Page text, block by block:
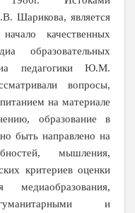
Шарикова, является
качественных
образовательных
педагогики Ю.М.
вопросы,
на материале
образование в
быть направлено на
мышления,
критериев оценки
медиаобразования,
и